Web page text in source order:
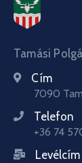
Tamási
Cím
7090
Telefon
+36 74
Levélcím